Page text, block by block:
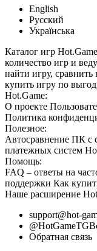
English
Русский
Українська
Каталог игр
количество игр и
найти игру,
купить игру по
Hot.Game:
О проекте
Политика
Полезное:
Автосравнение ПК с
платежных систем
Помощь:
FAQ – ответы на
поддержки Как
Наше расширение
support@hot-
Обратная связь